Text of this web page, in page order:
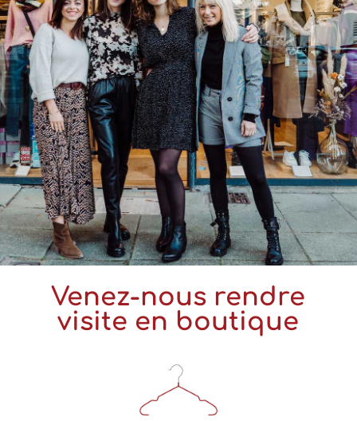
Venez-nous rendre
visite en boutique